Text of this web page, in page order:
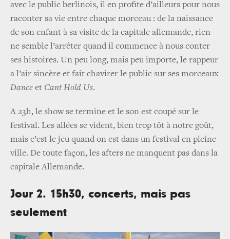
avec le public berlinois, il en profite d’ailleurs pour nous
raconter sa vie entre chaque morceau : de la naissance
de son enfant à sa visite de la capitale allemande, rien
ne semble l’arrêter quand il commence à nous conter
ses histoires. Un peu long, mais peu importe, le rappeur
a l’air sincère et fait chavirer le public sur ses morceaux
Dance et Cant Hold Us.
A 23h, le show se termine et le son est coupé sur le
festival. Les allées se vident, bien trop tôt à notre goût,
mais c’est le jeu quand on est dans un festival en pleine
ville. De toute façon, les afters ne manquent pas dans la
capitale Allemande.
Jour 2. 15h30, concerts, mais pas
seulement